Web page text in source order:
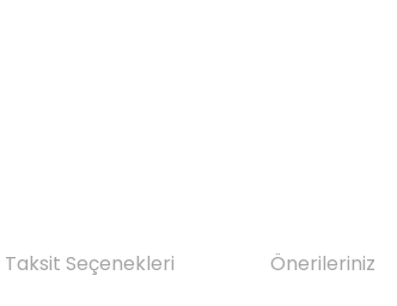
Taksit Seçenekleri Önerileriniz